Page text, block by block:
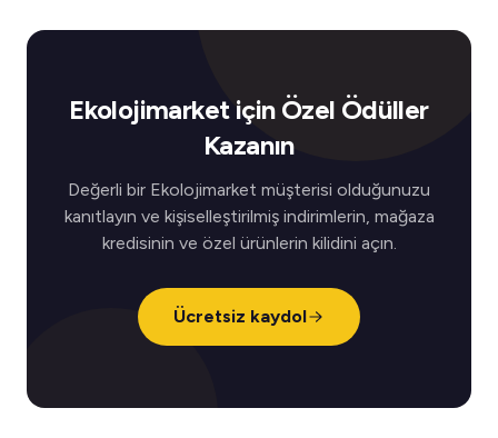
Ekolojimarket için Özel Ödüller
Kazanın
Değerli bir Ekolojimarket müşterisi olduğunuzu
kanıtlayın ve kişiselleştirilmiş indirimlerin, mağaza
kredisinin ve özel ürünlerin kilidini açın.
Ücretsiz kaydol